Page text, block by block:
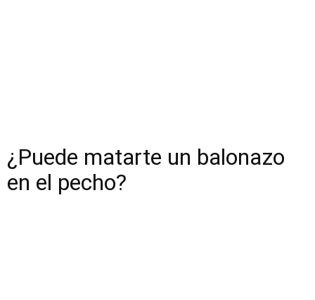
¿Puede matarte un balonazo
en el pecho?